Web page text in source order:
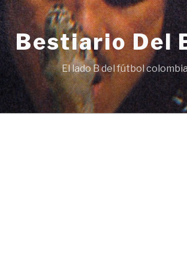
Bestiario Del
El lado B del fútbol